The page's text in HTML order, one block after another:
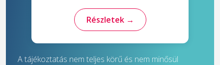
Részletek →
A tájékoztatás nem teljes körű és nem minősül